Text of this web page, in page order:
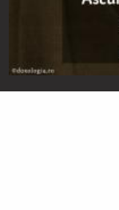
„Ascultarea